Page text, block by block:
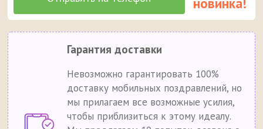
Гарантия доставки
Невозможно гарантировать 100%
доставку мобильных поздравлений, но
мы прилагаем все возможные усилия,
чтобы приблизиться к этому идеалу.